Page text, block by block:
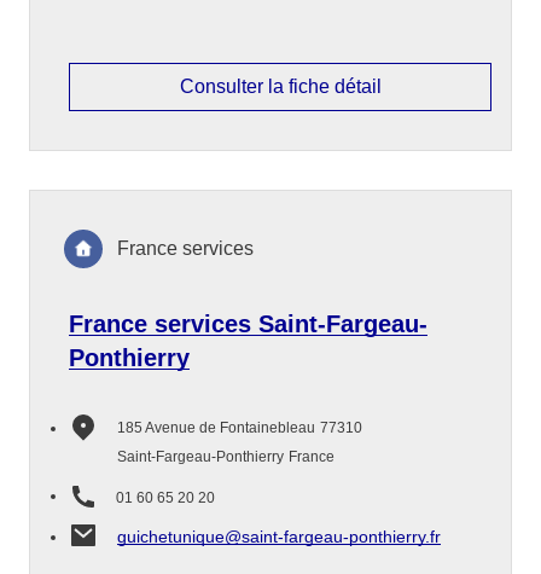
Consulter la fiche détail
France services Saint-Fargeau-
Ponthierry
185 Avenue de Fontainebleau 77310
Saint-Fargeau-Ponthierry France
01 60 65 20 20
guichetunique@saint-fargeau-ponthierry.fr
France services